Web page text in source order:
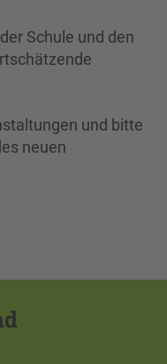
Schule und den
und bitte
neuen